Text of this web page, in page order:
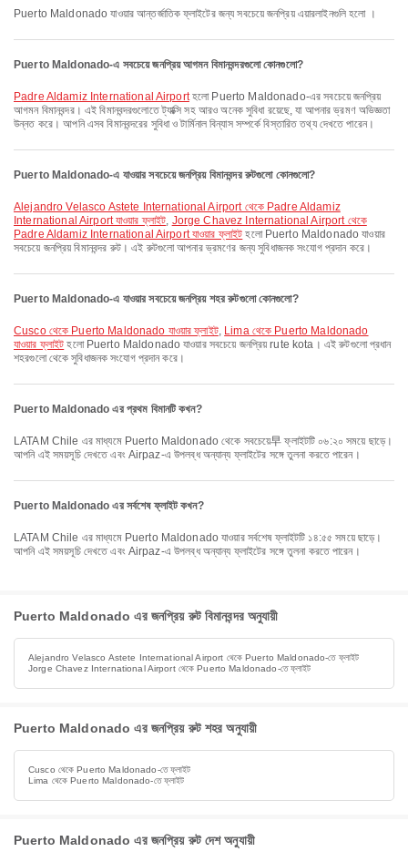
Puerto Maldonado যাওয়ার আন্তর্জাতিক ফ্লাইটের জন্য সবচেয়ে জনপ্রিয় এয়ারলাইনগুলি হলো ।
Puerto Maldonado-এ সবচেয়ে জনপ্রিয় আগমন বিমানবন্দরগুলো কোনগুলো?
Padre Aldamiz International Airportহলো Puerto Maldonado-এর সবচেয়ে জনপ্রিয়
আগমন বিমানবন্দর। এই বিমানবন্দরগুলোতে ট্যাক্সি সহ আরও অনেক সুবিধা রয়েছে, যা আপনার ভ্রমণ অভিজ্ঞতা
উন্নত করে। আপনি এসব বিমানবন্দরের সুবিধা ও টার্মিনাল বিন্যাস সম্পর্কে বিস্তারিত তথ্য দেখতে পারেন।
Puerto Maldonado-এ যাওয়ার সবচেয়ে জনপ্রিয় বিমানবন্দর রুটগুলো কোনগুলো?
Alejandro Velasco Astete International Airport থেকে Padre Aldamiz
International Airport যাওয়ার ফ্লাইট, Jorge Chavez International Airport থেকে
Padre Aldamiz International Airport যাওয়ার ফ্লাইট হলো Puerto Maldonado যাওয়ার
সবচেয়ে জনপ্রিয় বিমানবন্দর রুট। এই রুটগুলো আপনার ভ্রমণের জন্য সুবিধাজনক সংযোগ প্রদান করে।
Puerto Maldonado-এ যাওয়ার সবচেয়ে জনপ্রিয় শহর রুটগুলো কোনগুলো?
Cusco থেকে Puerto Maldonado যাওয়ার ফ্লাইট, Lima থেকে Puerto Maldonado
যাওয়ার ফ্লাইট হলো Puerto Maldonado যাওয়ার সবচেয়ে জনপ্রিয় rute kota। এই রুটগুলো প্রধান
শহরগুলো থেকে সুবিধাজনক সংযোগ প্রদান করে।
Puerto Maldonado এর প্রথম বিমানটি কখন?
LATAM Chile এর মাধ্যমে Puerto Maldonado থেকে সবচেয়ে早 ফ্লাইটটি ০৬:২০ সময়ে ছাড়ে।
আপনি এই সময়সূচি দেখতে এবং Airpaz-এ উপলব্ধ অন্যান্য ফ্লাইটের সঙ্গে তুলনা করতে পারেন।
Puerto Maldonado এর সর্বশেষ ফ্লাইট কখন?
LATAM Chile এর মাধ্যমে Puerto Maldonado যাওয়ার সর্বশেষ ফ্লাইটটি ১৪:৫৫ সময়ে ছাড়ে।
আপনি এই সময়সূচি দেখতে এবং Airpaz-এ উপলব্ধ অন্যান্য ফ্লাইটের সঙ্গে তুলনা করতে পারেন।
Puerto Maldonado এর জনপ্রিয় রুট বিমানবন্দর অনুযায়ী
Alejandro Velasco Astete International Airport থেকে Puerto Maldonado-তে ফ্লাইট
Jorge Chavez International Airport থেকে Puerto Maldonado-তে ফ্লাইট
Puerto Maldonado এর জনপ্রিয় রুট শহর অনুযায়ী
Cusco থেকে Puerto Maldonado-তে ফ্লাইট
Lima থেকে Puerto Maldonado-তে ফ্লাইট
Puerto Maldonado এর জনপ্রিয় রুট দেশ অনুযায়ী